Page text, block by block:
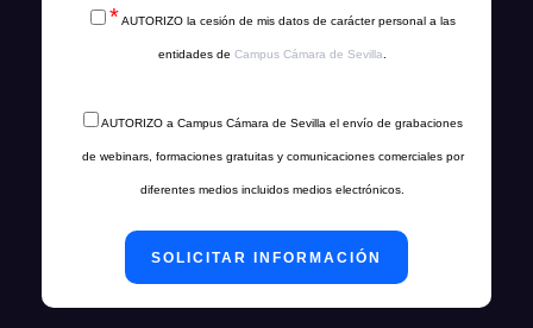
* AUTORIZO la cesión de mis datos de carácter personal a las
entidades de Campus Cámara de Sevilla
AUTORIZO a Campus Cámara de Sevilla el envío de grabaciones
de webinars, formaciones gratuitas y comunicaciones comerciales por
diferentes medios incluidos medios electrónicos.